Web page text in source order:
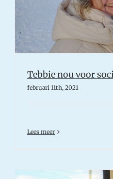
Tebbie nou voor
februari 11th, 2021
Lees meer